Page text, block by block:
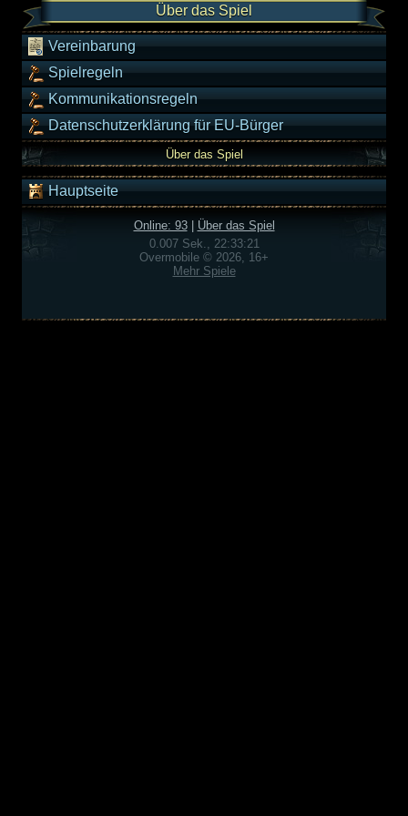
Über das Spiel
Vereinbarung
Spielregeln
Kommunikationsregeln
Datenschutzerklärung für EU-Bürger
Über das Spiel
Hauptseite
Online: 93| Über das Spiel
0.007 Sek., 22:33:21
Overmobile © 2026, 16+
Mehr Spiele